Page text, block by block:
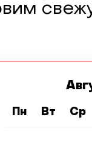
Пн Вт Ср